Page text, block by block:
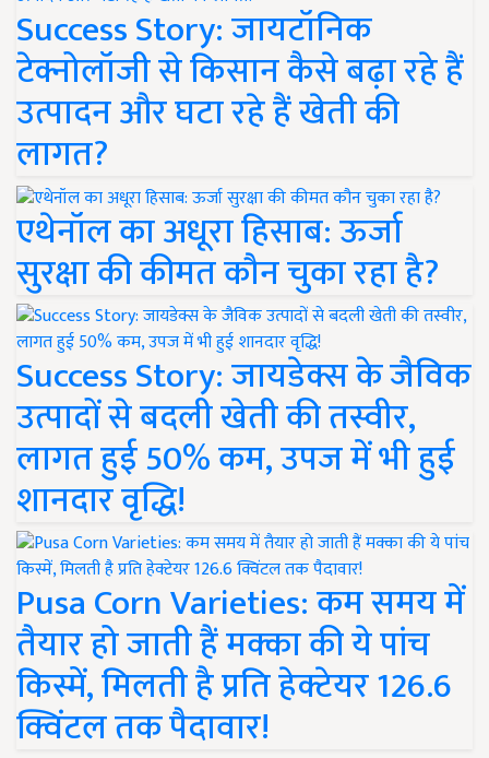
Success Story: जायटॉनिक
टेक्नोलॉजी से किसान कैसे बढ़ा रहे हैं
उत्पादन और घटा रहे हैं खेती की
लागत?
एथेनॉल का अधूरा हिसाब: ऊर्जा
सुरक्षा की कीमत कौन चुका रहा है?
Success Story: जायडेक्स के जैविक
उत्पादों से बदली खेती की तस्वीर,
लागत हुई 50% कम, उपज में भी हुई
शानदार वृद्धि!
Pusa Corn Varieties: कम समय में
तैयार हो जाती हैं मक्का की ये पांच
किस्में, मिलती है प्रति हेक्टेयर 126.6
क्विंटल तक पैदावार!